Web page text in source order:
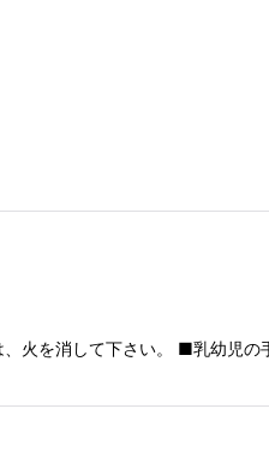
を消して下さい。 ■乳幼児の手